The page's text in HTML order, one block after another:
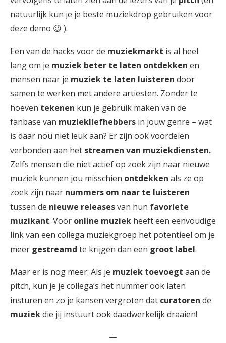
natuurlijk kun je je beste muziekdrop gebruiken voor
deze demo 😉 ).
Een van de hacks voor de muziekmarkt is al heel
lang om je muziek beter te laten ontdekken en
mensen naar je muziek te laten luisteren door
samen te werken met andere artiesten. Zonder te
hoeven tekenen kun je gebruik maken van de
fanbase van muziekliefhebbers in jouw genre – wat
is daar nou niet leuk aan? Er zijn ook voordelen
verbonden aan het streamen van muziekdiensten.
Zelfs mensen die niet actief op zoek zijn naar nieuwe
muziek kunnen jou misschien ontdekken als ze op
zoek zijn naar nummers om naar te luisteren
tussen de nieuwe releasesvan hun favoriete
muzikant. Voor online muziek heeft een eenvoudige
link van een collega muziekgroep het potentieel om je
meer gestreamd te krijgen dan een groot label.
Maar er is nog meer: Als je muziek toevoegt aan de
pitch, kun je je collega’s het nummer ook laten
insturen en zo je kansen vergroten dat curatoren de
muziekdie jij instuurt ook daadwerkelijk draaien!
—